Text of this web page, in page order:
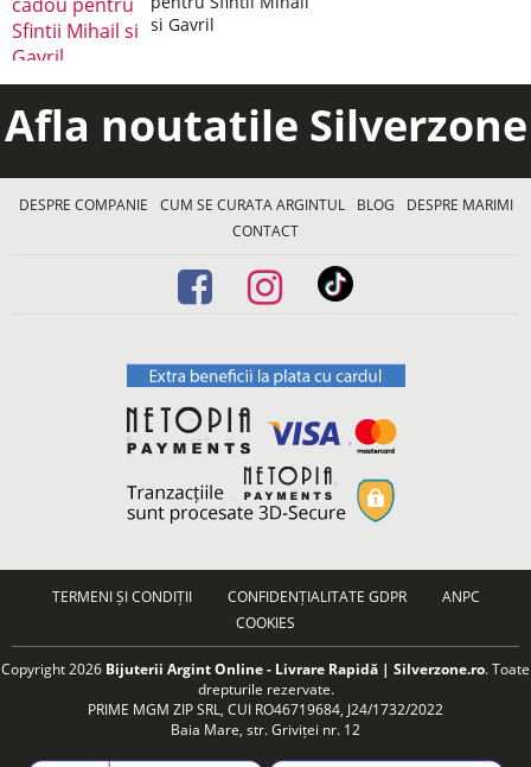
si Gavril
Afla noutatile Silverzone
DESPRE COMPANIE CUM SE CURATA ARGINTUL BLOG
DESPRE MARIMI
CONTACT
TERMENI ȘI CONDIȚII CONFIDENȚIALITATE GDPR
ANPC
COOKIES
Copyright 2026 Bijuterii Argint Online - Livrare Rapidă | Silverzone.ro. Toate
drepturile rezervate.
PRIME MGM ZIP SRL, CUI RO46719684, J24/1732/2022
Baia Mare, str. Griviței nr. 12